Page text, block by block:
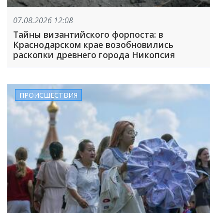
07.08.2026 12:08
Тайны византийского форпоста: в
Краснодарском крае возобновились
раскопки древнего города Никопсия
ПРОИСШЕСТВИЯ